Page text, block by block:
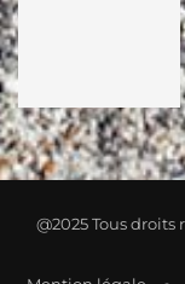
@2025 Tous